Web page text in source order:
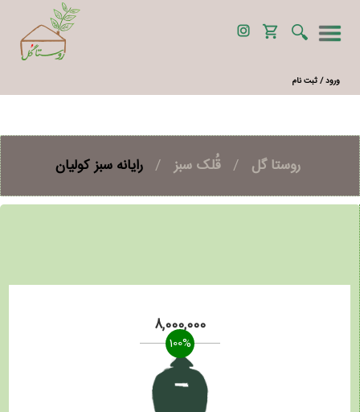
ورود / ثبت نام
روستا گل / قُلک سبز / رایانه سبز کولیان
8,000,000
100%